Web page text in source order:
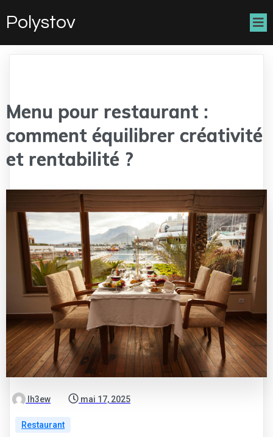
Polystov
Menu pour restaurant :
comment équilibrer créativité
et rentabilité ?
lh3ew mai 17, 2025
Restaurant